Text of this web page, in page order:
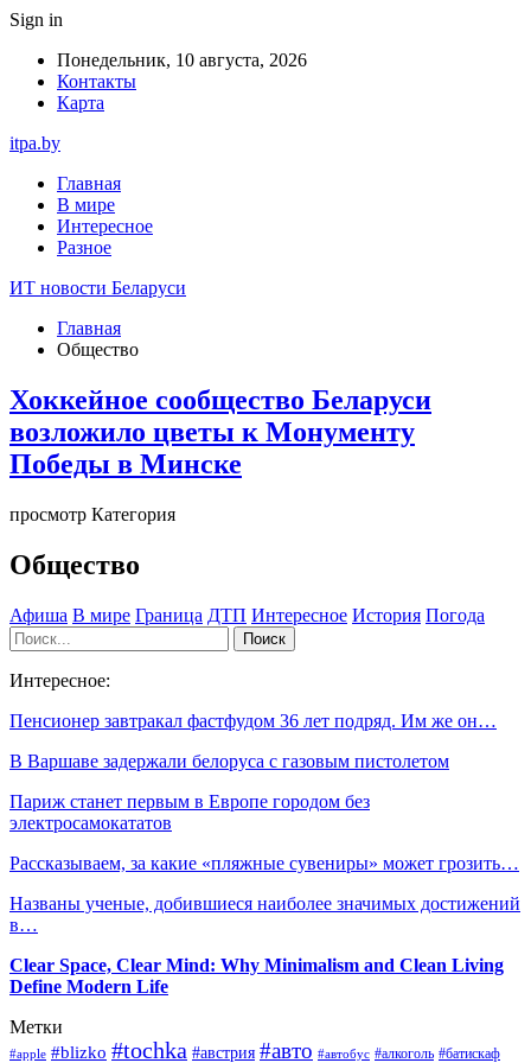
Sign in
Понедельник, 10 августа, 2026
Контакты
Карта
itpa.by
Главная
В мире
Интересное
Разное
ИТ новости Беларуси
Главная
Общество
Хоккейное сообщество Беларуси
возложило цветы к Монументу
Победы в Минске
просмотр Категория
Общество
Афиша В мире Граница ДТП Интересное История Погода
Интересное:
Пенсионер завтракал фастфудом 36 лет подряд. Им же он…
В Варшаве задержали белоруса с газовым пистолетом
Париж станет первым в Европе городом без
электросамокататов
Рассказываем, за какие «пляжные сувениры» может грозить…
Названы ученые, добившиеся наиболее значимых достижений
в…
Clear Space, Clear Mind: Why Minimalism and Clean Living
Define Modern Life
Метки
#apple #blizko #tochka #австрия #авто #автобус #алкоголь #батискаф